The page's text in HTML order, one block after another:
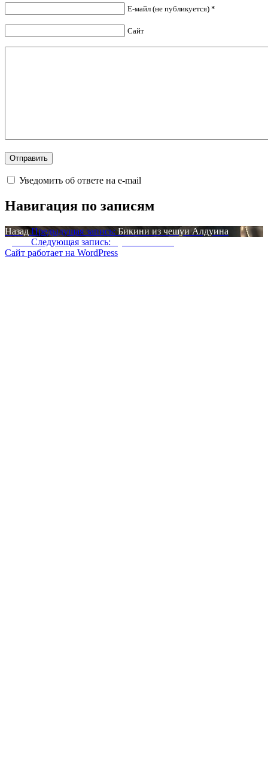
Е-майл (не публикуется) *
Сайт
Уведомить об ответе на e-mail
Навигация по записям
Назад Предыдущая запись: Бикини из чешуи Алдуина
Следующая запись:
Сайт работает на WordPress